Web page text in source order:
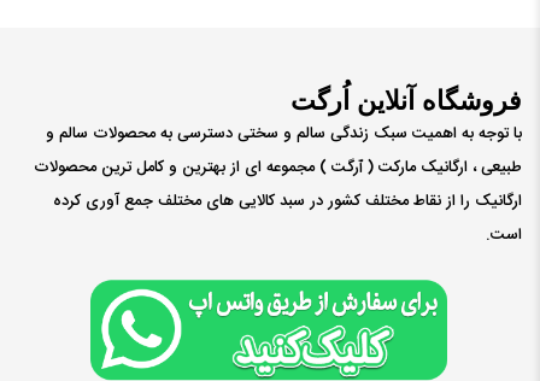
فروشگاه آنلاین اُرگت
با توجه به اهمیت سبک زندگی سالم و سختی دسترسی به محصولات سالم و
طبیعی ، ارگانیک مارکت ( ٱرگت ) مجموعه ای از بهترین و کامل ترین محصولات
ارگانیک را از نقاط مختلف کشور در سبد کالایی های مختلف جمع آوری کرده
است.